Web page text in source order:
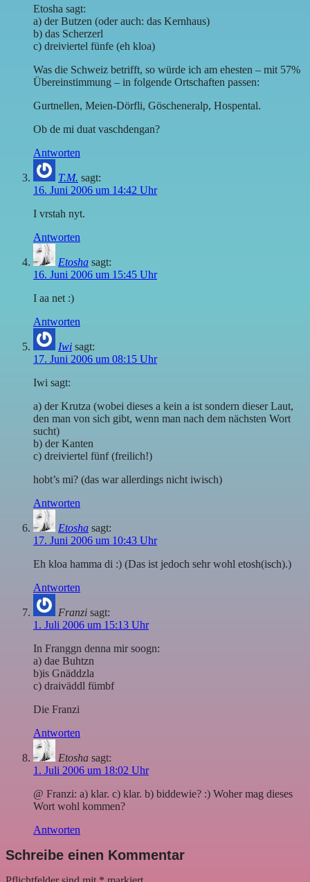
Etosha sagt:
a) der Butzen (oder auch: das Kernhaus)
b) das Scherzerl
c) dreiviertel fünfe (eh kloa)
Was die Schweiz betrifft, so würde ich am ehesten – mit 57%
Übereinstimmung – in folgende Ortschaften passen:
Gurtnellen, Meien-Dörfli, Göscheneralp, Hospental.
Ob de mi duat vaschdengan?
Antworten
T.M. sagt:
16. Juni 2006 um 14:42 Uhr
I vrstah nyt.
Antworten
Etosha sagt:
16. Juni 2006 um 15:45 Uhr
I aa net :)
Antworten
Iwi sagt:
17. Juni 2006 um 08:15 Uhr
Iwi sagt:
a) der Krutza (wobei dieses a kein a ist sondern dieser Laut,
den man von sich gibt, wenn man nach dem nächsten Wort
sucht)
b) der Kanten
c) dreiviertel fünf (freilich!)
hobt’s mi? (das war allerdings nicht iwisch)
Antworten
Etosha sagt:
17. Juni 2006 um 10:43 Uhr
Eh kloa hamma di :) (Das ist jedoch sehr wohl etosh(isch).)
Antworten
Franzi sagt:
1. Juli 2006 um 15:13 Uhr
In Franggn denna mir soogn:
a) dae Buhtzn
b)is Gnäddzla
c) draiväddl fümbf
Die Franzi
Antworten
Etosha sagt:
1. Juli 2006 um 18:02 Uhr
@ Franzi: a) klar. c) klar. b) biddewie? :) Woher mag dieses
Wort wohl kommen?
Antworten
Schreibe einen Kommentar